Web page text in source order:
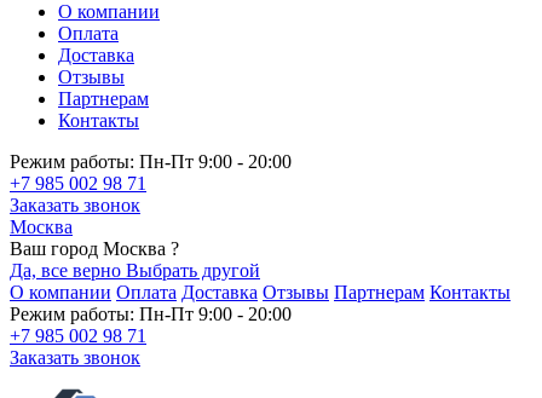
О компании
Оплата
Доставка
Отзывы
Партнерам
Контакты
Режим работы: Пн-Пт 9:00 - 20:00
+7 985 002 98 71
Заказать звонок
Москва
Ваш город Москва ?
Да, все верно Выбрать другой
О компании Оплата Доставка Отзывы Партнерам Контакты
Режим работы: Пн-Пт 9:00 - 20:00
+7 985 002 98 71
Заказать звонок